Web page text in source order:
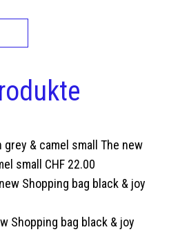
The new
small
CHF 22.00
Shopping bag black & joy